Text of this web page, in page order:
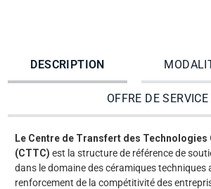
DESCRIPTION
OFFRE DE SERVICE
Le Centre de Transfert des Technologies
(CTTC) est la structure de référence de
dans le domaine des céramiques techniques
renforcement de la compétitivité des